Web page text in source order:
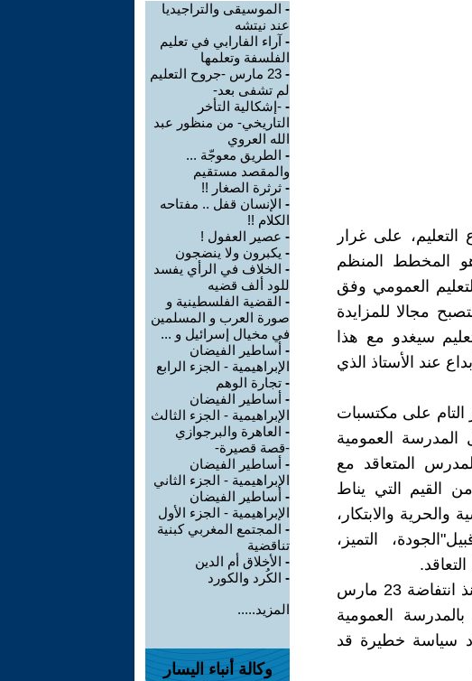
على غرار
المخطط المنظم
العمومي وفق
مجالا للمزايدة
سيغدو مع هذا
عند الأستاذ الذي
التام على مكتسبات
العمومية
المتعاقد مع
القيم التي يناط
والابتكار،
التميز،
لقد ظلت المدرسة العمومية المغربية لعقود شيئا "مقدسا"، فمنذ انتفاضة 23 مارس
بالمدرسة العمومية
سياسة خطيرة قد
- الموسيقى والتراجيديا
عند نيتشه
- آراء الفارابي في تعليم
الفلسفة وتعلمها
-
23 مارس -جروح التعليم
لم تشفى بعد-
- -إشكالية التأخر
التاريخي- من منظور عبد
الله العروي
- الطريق معوجّة ...
والمقصد مستقيم
- ثرثرة الصغار !!
- الإنسان قفل .. مفتاحه
الكلام !!
- عصير العفول !
- يكبرون ولا ينضجون
- الخلاف في الرأي يفسد
للود ألف قضيه
- القضية الفلسطينية و
صورة العرب و المسلمين
في مخيال إسرائيل و ...
- أساطير الفيضان
الإبراهيمية - الجزء الرابع
- تجارة الوهم
- أساطير الفيضان
الإبراهيمية - الجزء الثالث
- العاهرة والبرجوازي
-قصة قصيرة-
- أساطير الفيضان
الإبراهيمية - الجزء الثاني
- أساطير الفيضان
الإبراهيمية - الجزء الأول
- المجتمع المغربي كبنية
تناقضية
- الأخلاق أم الدين
- الكُرد والكورد
المزيد.....
وكالة أنباء اليسار